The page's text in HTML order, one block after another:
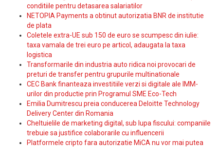
conditiile pentru detasarea salariatilor
NETOPIA Payments a obtinut autorizatia BNR de institutie
de plata
Coletele extra-UE sub 150 de euro se scumpesc din iulie:
taxa vamala de trei euro pe articol, adaugata la taxa
logistica
Transformarile din industria auto ridica noi provocari de
preturi de transfer pentru grupurile multinationale
CEC Bank finanteaza investitiile verzi si digitale ale IMM-
urilor din productie prin Programul SME Eco-Tech
Emilia Dumitrescu preia conducerea Deloitte Technology
Delivery Center din Romania
Cheltuielile de marketing digital, sub lupa fiscului: companiile
trebuie sa justifice colaborarile cu influencerii
Platformele cripto fara autorizatie MiCA nu vor mai putea